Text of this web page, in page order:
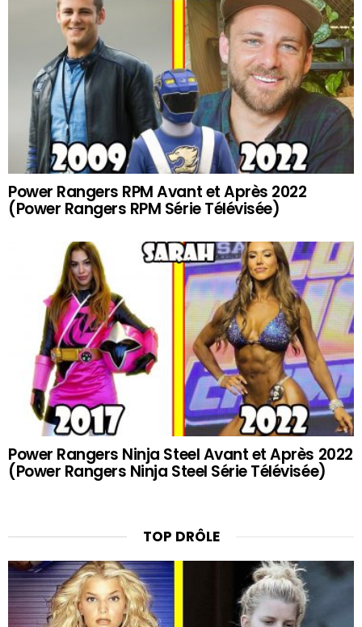
Power Rangers RPM Avant et Après 2022
(Power Rangers RPM Série Télévisée)
Power Rangers Ninja Steel Avant et Après 2022
(Power Rangers Ninja Steel Série Télévisée)
TOP DRÔLE